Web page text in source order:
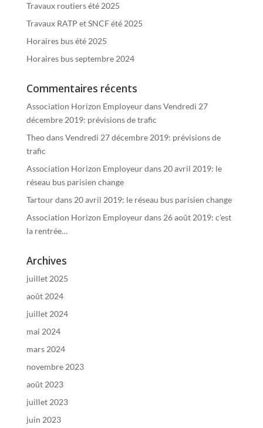
Travaux routiers été 2025
Travaux RATP et SNCF été 2025
Horaires bus été 2025
Horaires bus septembre 2024
Commentaires récents
Association Horizon EmployeurdansVendredi 27
décembre 2019: prévisions de trafic
TheodansVendredi 27 décembre 2019: prévisions de
trafic
Association Horizon Employeurdans 20 avril 2019: le
réseau bus parisien change
Tartourdans 20 avril 2019: le réseau bus parisien change
Association Horizon Employeurdans 26 août 2019: c’est
la rentrée…
Archives
juillet 2025
août 2024
juillet 2024
mai 2024
mars 2024
novembre 2023
août 2023
juillet 2023
juin 2023